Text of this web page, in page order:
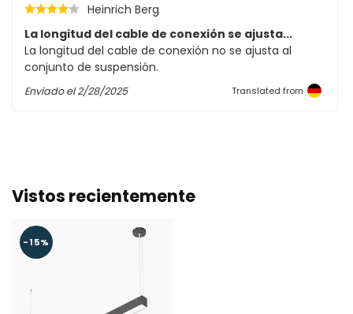
Heinrich Berg
La longitud del cable de conexión se ajusta...
La longitud del cable de conexión no se ajusta al
conjunto de suspensión.
Enviado el2/28/2025 Translated from
Vistos recientemente
-15%